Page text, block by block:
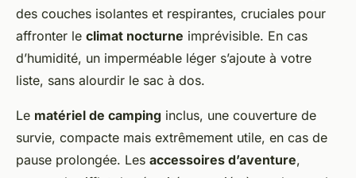
des couches isolantes et respirantes, cruciales pour
affronter le climat nocturne imprévisible. En cas
d’humidité, un imperméable léger s’ajoute à votre
liste, sans alourdir le sac à dos.
Le matériel de camping inclus, une couverture de
survie, compacte mais extrêmement utile, en cas de
pause prolongée. Les accessoires d’aventure,